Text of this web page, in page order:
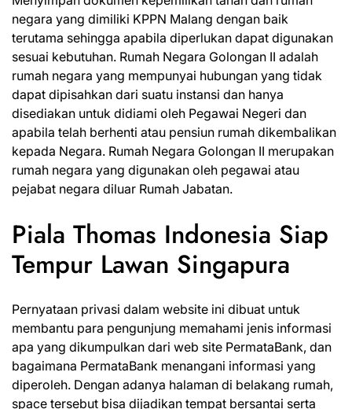
negara yang dimiliki KPPN Malang dengan baik
terutama sehingga apabila diperlukan dapat digunakan
sesuai kebutuhan. Rumah Negara Golongan II adalah
rumah negara yang mempunyai hubungan yang tidak
dapat dipisahkan dari suatu instansi dan hanya
disediakan untuk didiami oleh Pegawai Negeri dan
apabila telah berhenti atau pensiun rumah dikembalikan
kepada Negara. Rumah Negara Golongan II merupakan
rumah negara yang digunakan oleh pegawai atau
pejabat negara diluar Rumah Jabatan.
Piala Thomas Indonesia Siap
Tempur Lawan Singapura
Pernyataan privasi dalam website ini dibuat untuk
membantu para pengunjung memahami jenis informasi
apa yang dikumpulkan dari web site PermataBank, dan
bagaimana PermataBank menangani informasi yang
diperoleh. Dengan adanya halaman di belakang rumah,
space tersebut bisa dijadikan tempat bersantai serta